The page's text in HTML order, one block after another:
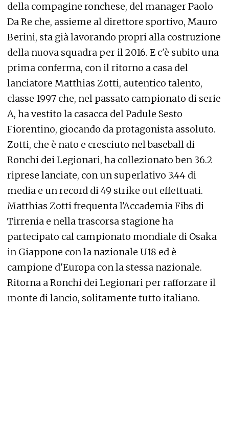
della compagine ronchese, del manager Paolo
Da Re che, assieme al direttore sportivo, Mauro
Berini, sta già lavorando propri alla costruzione
della nuova squadra per il 2016. E c'è subito una
prima conferma, con il ritorno a casa del
lanciatore Matthias Zotti, autentico talento,
classe 1997 che, nel passato campionato di serie
A, ha vestito la casacca del Padule Sesto
Fiorentino, giocando da protagonista assoluto.
Zotti, che è nato e cresciuto nel baseball di
Ronchi dei Legionari, ha collezionato ben 36.2
riprese lanciate, con un superlativo 3.44 di
media e un record di 49 strike out effettuati.
Matthias Zotti frequenta l'Accademia Fibs di
Tirrenia e nella trascorsa stagione ha
partecipato cal campionato mondiale di Osaka
in Giappone con la nazionale U18 ed è
campione d'Europa con la stessa nazionale.
Ritorna a Ronchi dei Legionari per rafforzare il
monte di lancio, solitamente tutto italiano.